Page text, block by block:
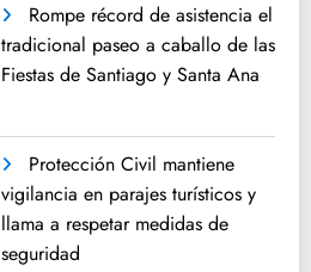
Rompe récord de asistencia el
tradicional paseo a caballo de las
Fiestas de Santiago y Santa Ana
Protección Civil mantiene
vigilancia en parajes turísticos y
llama a respetar medidas de
seguridad